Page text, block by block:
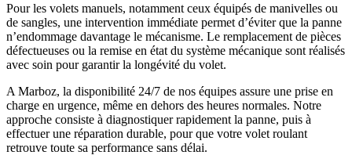
Pour les volets manuels, notamment ceux équipés de manivelles ou
de sangles, une intervention immédiate permet d’éviter que la panne
n’endommage davantage le mécanisme. Le remplacement de pièces
défectueuses ou la remise en état du système mécanique sont réalisés
avec soin pour garantir la longévité du volet.
A Marboz, la disponibilité 24/7 de nos équipes assure une prise en
charge en urgence, même en dehors des heures normales. Notre
approche consiste à diagnostiquer rapidement la panne, puis à
effectuer une réparation durable, pour que votre volet roulant
retrouve toute sa performance sans délai.